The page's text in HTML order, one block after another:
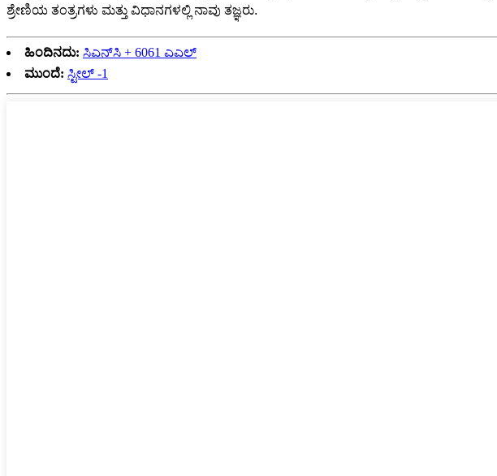
ಶ್ರೇಣಿಯ ತಂತ್ರಗಳು ಮತ್ತು ವಿಧಾನಗಳಲ್ಲಿ ನಾವು ತಜ್ಞರು.
ಹಿಂದಿನದು: ಸಿಎನ್‌ಸಿ + 6061 ಎಎಲ್
ಮುಂದೆ: ಸ್ಟೀಲ್ -1